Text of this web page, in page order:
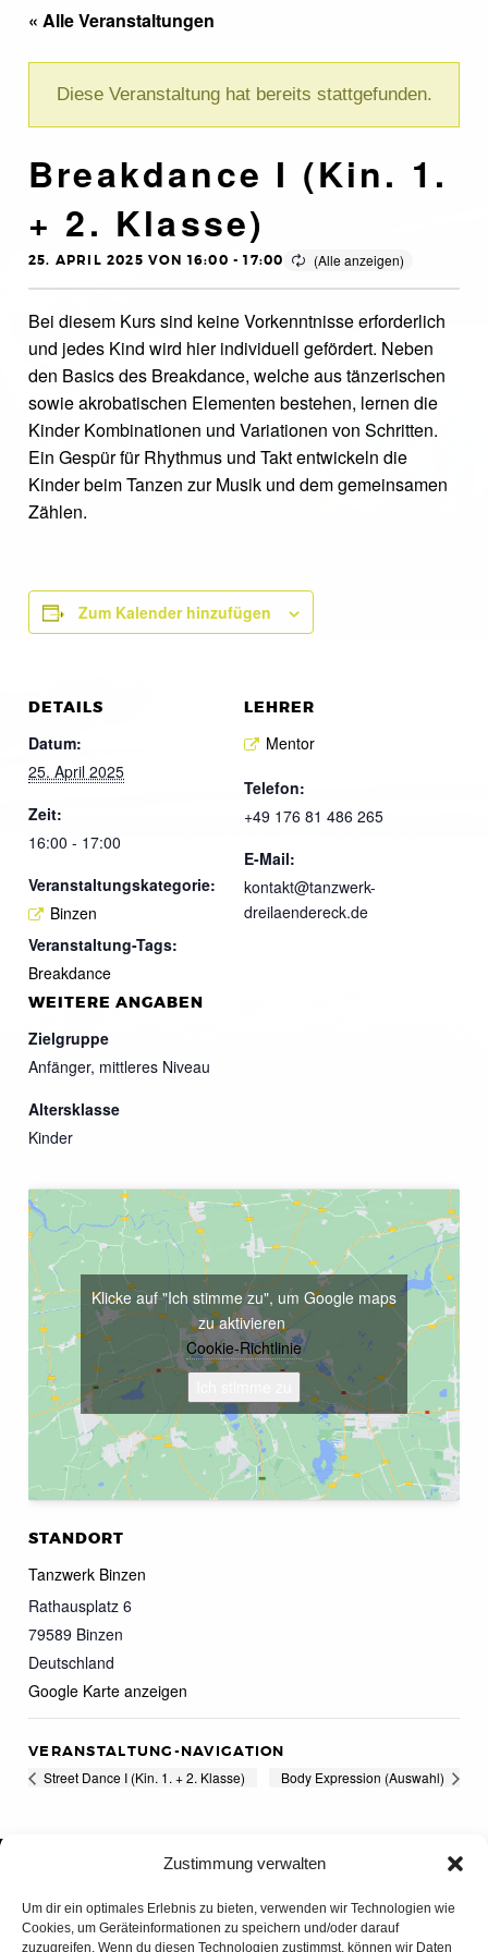
Zustimmung verwalten
Um dir ein optimales Erlebnis zu bieten, verwenden wir Technologien wie
Cookies, um Geräteinformationen zu speichern und/oder darauf
zuzugreifen. Wenn du diesen Technologien zustimmst, können wir Daten
« Alle Veranstaltungen
Diese Veranstaltung hat bereits stattgefunden.
Breakdance I (Kin. 1.
+ 2. Klasse)
25. APRIL 2025 VON 16:00 -17:00
Bei diesem Kurs sind keine Vorkenntnisse erforderlich
und jedes Kind wird hier individuell gefördert. Neben
den Basics des Breakdance, welche aus tänzerischen
sowie akrobatischen Elementen bestehen, lernen die
Kinder Kombinationen und Variationen von Schritten.
Ein Gespür für Rhythmus und Takt entwickeln die
Kinder beim Tanzen zur Musik und dem gemeinsamen
Zählen.
Zum Kalender hinzufügen
DETAILS
Datum:
25. April 2025
Zeit:
16:00 - 17:00
Veranstaltungskategorie:
Binzen
Veranstaltung-Tags:
Breakdance
LEHRER
Mentor
Telefon:
+49 176 81 486 265
E-Mail:
kontakt@tanzwerk-
dreilaendereck.de
WEITERE ANGABEN
Zielgruppe
Anfänger, mittleres Niveau
Altersklasse
Kinder
STANDORT
Tanzwerk Binzen
Rathausplatz 6
79589 Binzen
Deutschland
Google Karte anzeigen
Klicke auf "Ich stimme zu", um Google maps
zu aktivieren
Cookie-Richtlinie
VERANSTALTUNG-NAVIGATION
Street Dance I (Kin. 1. + 2. Klasse) Body Expression (Auswahl)